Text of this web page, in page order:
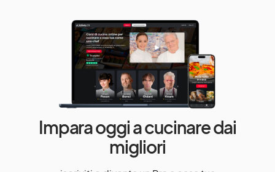
Impara oggi a cucinare dai
migliori